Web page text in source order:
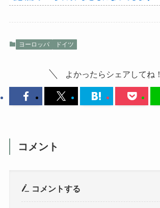
ヨーロッパ ドイツ
よかったらシェアしてね！
コメント
コメントする